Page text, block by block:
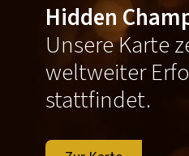
Hidden
Unsere Karte
weltweiter
stattfindet.